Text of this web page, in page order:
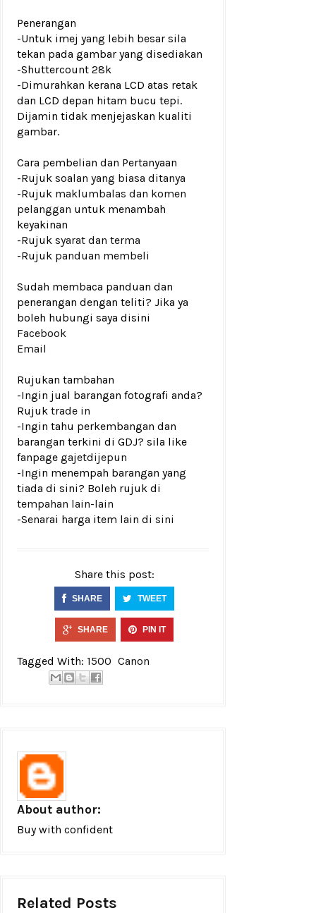
Penerangan
-Untuk imej yang lebih besar sila
tekan pada gambar yang disediakan
-Shuttercount 28k
-Dimurahkan kerana LCD atas retak
dan LCD depan hitam bucu tepi.
Dijamin tidak menjejaskan kualiti
gambar.
Cara pembelian dan Pertanyaan
-Rujuk soalan yang biasa ditanya
-Rujuk maklumbalas dan komen
pelanggan untuk menambah
keyakinan
-Rujuk syarat dan terma
-Rujuk panduan membeli
Sudah membaca panduan dan
penerangan dengan teliti? Jika ya
boleh hubungi saya disini
Facebook
Email
Rujukan tambahan
-Ingin jual barangan fotografi anda?
Rujuk trade in
-Ingin tahu perkembangan dan
barangan terkini di GDJ? sila like
fanpage gajetdijepun
-Ingin menempah barangan yang
tiada di sini? Boleh rujuk di
tempahan lain-lain
-Senarai harga item lain di sini
Share this post:
SHARE TWEET
SHARE PIN IT
Tagged With: 1500 Canon
About author:
Buy with confident
Related Posts